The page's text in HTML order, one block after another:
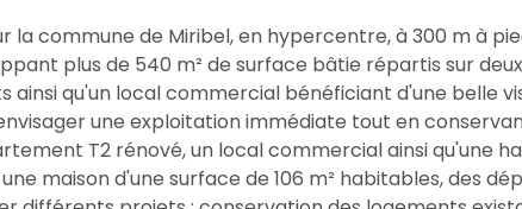
sur la commune de Miribel, en hypercentre, à 300 m
plus de 540 m² de surface bâtie répartis sur
ainsi qu'un local commercial bénéficiant d'une belle
une exploitation immédiate tout en
T2 rénové, un local commercial ainsi qu'une
maison d'une surface de 106 m² habitables, des